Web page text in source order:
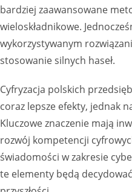
bardziej zaawansowane
wieloskładnikowe.
wykorzystywanym
stosowanie silnych haseł.
Cyfryzacja polskich
coraz lepsze efekty, jednak
Kluczowe znaczenie mają
rozwój kompetencji
świadomości w zakresie
te elementy będą